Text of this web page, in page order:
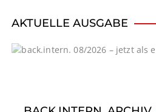
i
g
AKTUELLE AUSGABE